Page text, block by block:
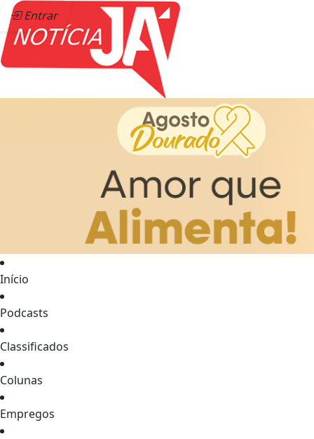
Entrar
Início
Podcasts
Classificados
Colunas
Empregos